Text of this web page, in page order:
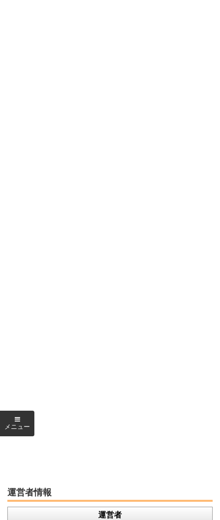
運営者情報
運営者